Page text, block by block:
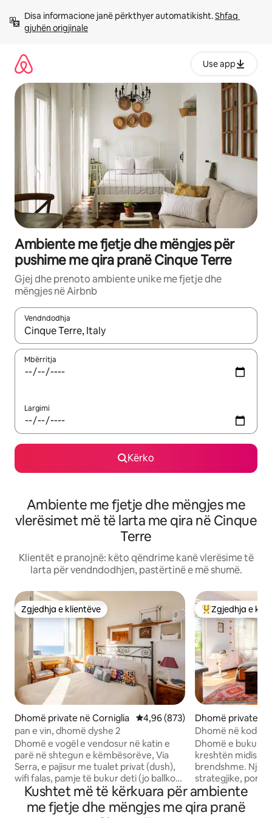
përmbajtja
Disa informacione janë përkthyer automatikisht. Shfaq
gjuhën origjinale
Use app
Ambiente me fjetje dhe mëngjes për
pushime me qira pranë Cinque Terre
Gjej dhe prenoto ambiente unike me fjetje dhe
mëngjes në Airbnb
Vendndodhja
Kur rezultatet të jenë të disponueshme, lëviz me butonat e
Mbërritja
Largimi
Kërko
Ambiente me fjetje dhe mëngjes me
vlerësimet më të larta me qira në Cinque
Terre
Klientët e pranojnë: këto qëndrime kanë vlerësime të
larta për vendndodhjen, pastërtinë e më shumë.
Zgjedhja e klientëve
Zgjedhja e klientëve
Dhomë private në Corniglia Vlerësimi mesatar 4,96 nga 5,
4,96 (873)
pan e vin, dhomë dyshe 2
Dhomë e vogël e vendosur në katin e
parë në shtegun e këmbësorëve, Via
Serra, e pajisur me tualet privat (dush),
wifi falas, pamje të bukur deti (jo ballkon)
ideale për një çift. Brenda ka një enë
elektrike për ujë të ngrohtë, televizor,
tharëse flokësh, ventilator. Akomodimi
Më të mirat e
Zgjedhja e
Dhomë private në
Dhomë në kodër
Dhomë e bukur
kreshtën midis
brendshme. Një
strategjike, por
10 minuta mund
stacionin e trenit,
pikënisjen ideale
Kushtet më të kërkuara për ambiente
me fjetje dhe mëngjes me qira pranë